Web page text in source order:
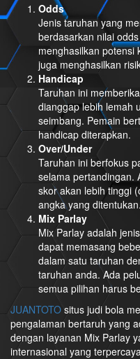
Odds
Jenis taruhan yang
berdasarkan nilai
menghasilkan potensi
juga menghasilkan
Handicap
Taruhan ini
dianggap lebih lemah
seimbang. Pemain
handicap diterapkan.
Over/Under
Taruhan ini berfokus
selama pertandingan.
skor akan lebih tinggi
angka yang ditentukan.
Mix Parlay
Mix Parlay adalah
dapat memasang
dalam satu taruhan
taruhan anda. Ada
semua pilihan harus
JUANTOTOsitus judi bola
pengalaman bertaruh yang
dengan layanan Mix Parlay
internasional yang